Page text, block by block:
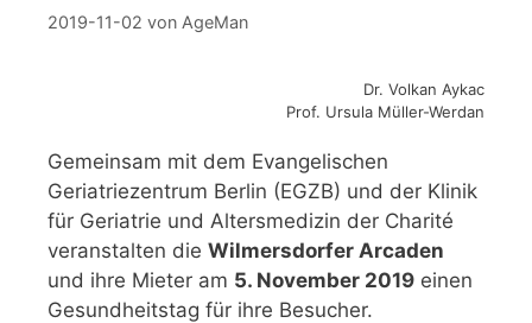
2019-11-02 von AgeMan
Dr. Volkan Aykac
Prof. Ursula Müller-Werdan
Gemeinsam mit dem Evangelischen
Geriatriezentrum Berlin (EGZB) und der Klinik
für Geriatrie und Altersmedizin der Charité
veranstalten die Wilmersdorfer Arcaden
und ihre Mieter am 5. November 2019 einen
Gesundheitstag für ihre Besucher.